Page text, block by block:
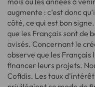
augmente : c’est donc
côté, ce qui est bon
que les Français sont de
avisés. Concernant le
observe que les Français
financer leurs projets.
Cofidis. Les taux